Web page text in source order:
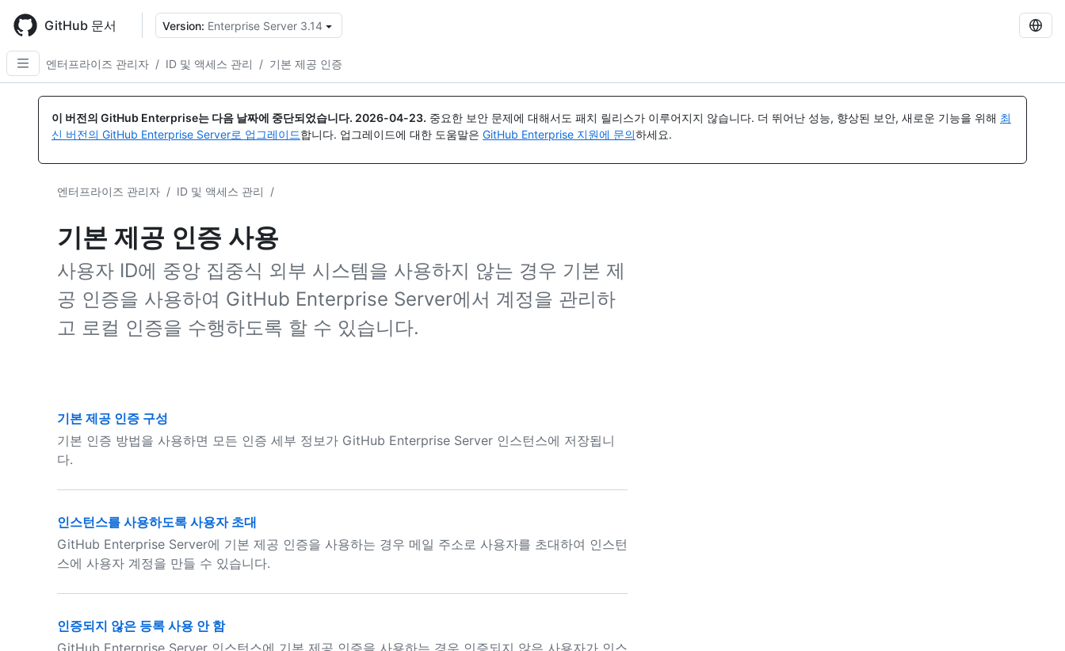
main
content
GitHub 문서 Version: Enterprise Server 3.14
엔터프라이즈 관리자 / ID 및 액세스 관리 / 기본 제공 인증
이 버전의 GitHub Enterprise는 다음 날짜에 중단되었습니다. 2026-04-23. 중요한 보안 문제에 대해서도 패치 릴리스가 이루어지지 않습니다. 더 뛰어난 성능, 향상된 보안, 새로운 기능을 위해 최
신 버전의 GitHub Enterprise Server로 업그레이드합니다. 업그레이드에 대한 도움말은 GitHub Enterprise 지원에 문의하세요.
엔터프라이즈 관리자 / ID 및 액세스 관리 /
기본 제공 인증 사용
사용자 ID에 중앙 집중식 외부 시스템을 사용하지 않는 경우 기본 제
공 인증을 사용하여 GitHub Enterprise Server에서 계정을 관리하
고 로컬 인증을 수행하도록 할 수 있습니다.
기본 제공 인증 구성
기본 인증 방법을 사용하면 모든 인증 세부 정보가 GitHub Enterprise Server 인스턴스에 저장됩니
다.
인스턴스를 사용하도록 사용자 초대
GitHub Enterprise Server에 기본 제공 인증을 사용하는 경우 메일 주소로 사용자를 초대하여 인스턴
스에 사용자 계정을 만들 수 있습니다.
인증되지 않은 등록 사용 안 함
GitHub Enterprise Server 인스턴스에 기본 제공 인증을 사용하는 경우 인증되지 않은 사용자가 인스